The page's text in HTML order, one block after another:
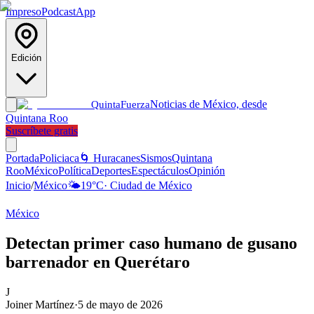
ImpresoPodcastApp
Edición
QuintaFuerzaNoticias de México, desde
Quintana Roo
Suscríbete gratis
PortadaPoliciaca 🌀 HuracanesSismosQuintana
RooMéxicoPolíticaDeportesEspectáculosOpinión
Inicio/México🌤️19°C· Ciudad de México
México
Detectan primer caso humano de gusano
barrenador en Querétaro
J
Joiner Martínez·5 de mayo de 2026